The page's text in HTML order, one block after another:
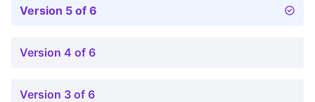
Version 5 of 6
Version 4 of 6
Version 3 of 6